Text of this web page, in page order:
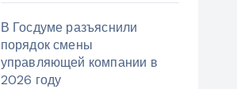
В Госдуме разъяснили
порядок смены
управляющей компании в
2026 году